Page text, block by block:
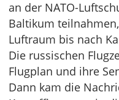
an der NATO-
Baltikum
Luftraum bis nach
Die russischen
Flugplan und ihre
Dann kam die